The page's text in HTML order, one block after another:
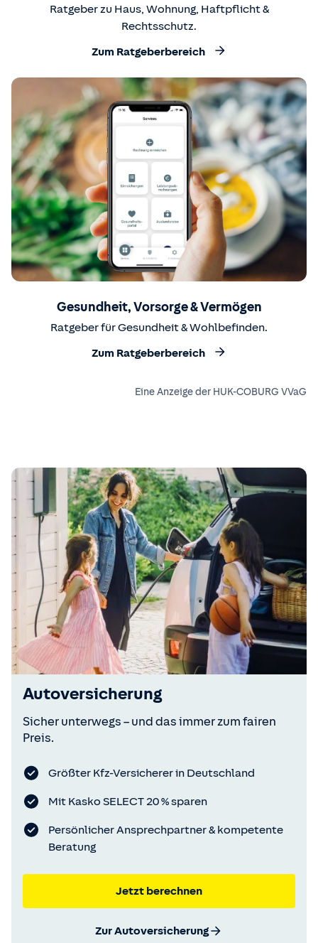
Ratgeber zu Haus, Wohnung, Haftpflicht &
Rechtsschutz.
Zum Ratgeberbereich
Gesundheit, Vorsorge & Vermögen
Ratgeber für Gesundheit & Wohlbefinden.
Zum Ratgeberbereich
Eine Anzeige der HUK-COBURG VVaG
Autoversicherung
Sicher unterwegs – und das immer zum fairen
Preis.
Größter Kfz-Versicherer in Deutschland
Mit Kasko SELECT 20 % sparen
Persönlicher Ansprechpartner & kompetente
Beratung
Jetzt berechnen
Zur Autoversicherung